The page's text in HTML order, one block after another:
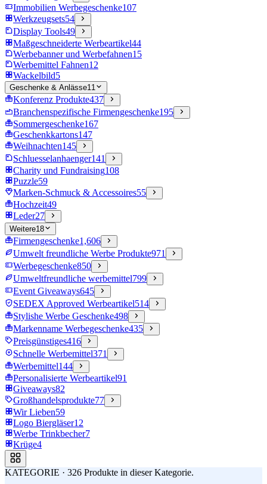
Immobilien Werbegeschenke107
Werkzeugsets54
Display Tools49
Maßgeschneiderte Werbeartikel44
Werbebanner und Werbefahnen15
Werbemittel Fahnen12
Wackelbild5
Geschenke & Anlässe11
Konferenz Produkte437
Branchenspezifische Firmengeschenke195
Sommergeschenke167
Geschenkkartons147
Weihnachten145
Schluesselanhaenger141
Charity und Fundraising108
Puzzle59
Marken-Schmuck & Accessoires55
Hochzeit49
Leder27
Weitere18
Firmengeschenke1,606
Umwelt freundliche Werbe Produkte971
Werbegeschenke850
Umweltfreundliche werbemittel799
Event Giveaways645
SEDEX Approved Werbeartikel514
Stylishe Werbe Geschenke498
Markenname Werbegeschenke435
Preisgünstiges416
Schnelle Werbemittel371
Werbemittel144
Personalisierte Werbeartikel91
Giveaways82
Großhandelsprodukte77
Wir Lieben59
Logo Biergläser12
Werbe Trinkbecher7
Krüge4
KATEGORIE · 326 Produkte in dieser Kategorie.